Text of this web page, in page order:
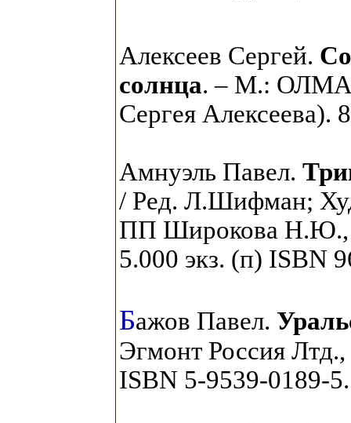
Алексеев Сергей.
солнца. – М.: ОЛМА-
Сергея Алексеева).
Амнуэль Павел.
/ Ред. Л.Шифман;
ПП Широкова Н.Ю.,
5.000 экз. (п) ISBN
Бажов Павел.
Эгмонт Россия
ISBN 5-9539-0189-5.